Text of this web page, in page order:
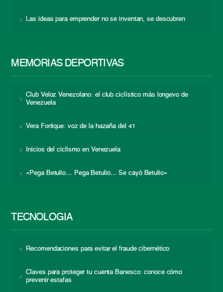
Las ideas para emprender no se inventan, se descubren
MEMORIAS DEPORTIVAS
Club Veloz Venezolano: el club ciclístico más longevo de
Venezuela
Vera Fortique: voz de la hazaña del 41
Inicios del ciclismo en Venezuela
«Pega Betulio… Pega Betulio… Se cayó Betulio»
TECNOLOGÍA
Recomendaciones para evitar el fraude cibernético
Claves para proteger tu cuenta Banesco: conoce cómo
prevenir estafas